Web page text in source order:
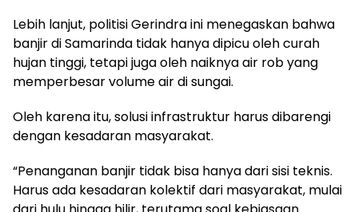
Lebih lanjut, politisi Gerindra ini menegaskan bahwa
banjir di Samarinda tidak hanya dipicu oleh curah
hujan tinggi, tetapi juga oleh naiknya air rob yang
memperbesar volume air di sungai.
Oleh karena itu, solusi infrastruktur harus dibarengi
dengan kesadaran masyarakat.
“Penanganan banjir tidak bisa hanya dari sisi teknis.
Harus ada kesadaran kolektif dari masyarakat, mulai